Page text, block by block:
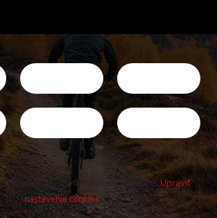
Cykloshop.sk. Všetky práva vyhradené.Upraviť
nastavenie cookies